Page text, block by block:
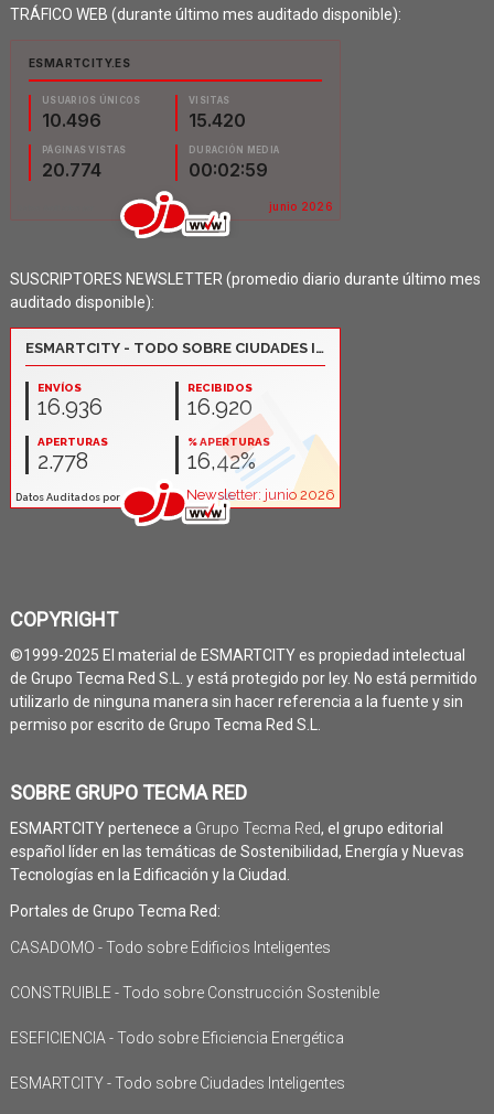
TRÁFICO WEB (durante último mes auditado disponible):
SUSCRIPTORES NEWSLETTER (promedio diario durante último mes
auditado disponible):
COPYRIGHT
©1999-2025 El material de ESMARTCITY es propiedad intelectual
de Grupo Tecma Red S.L. y está protegido por ley. No está permitido
utilizarlo de ninguna manera sin hacer referencia a la fuente y sin
permiso por escrito de Grupo Tecma Red S.L.
SOBRE GRUPO TECMA RED
ESMARTCITY pertenece a Grupo Tecma Red, el grupo editorial
español líder en las temáticas de Sostenibilidad, Energía y Nuevas
Tecnologías en la Edificación y la Ciudad.
Portales de Grupo Tecma Red:
CASADOMO - Todo sobre Edificios Inteligentes
CONSTRUIBLE - Todo sobre Construcción Sostenible
ESEFICIENCIA - Todo sobre Eficiencia Energética
ESMARTCITY - Todo sobre Ciudades Inteligentes